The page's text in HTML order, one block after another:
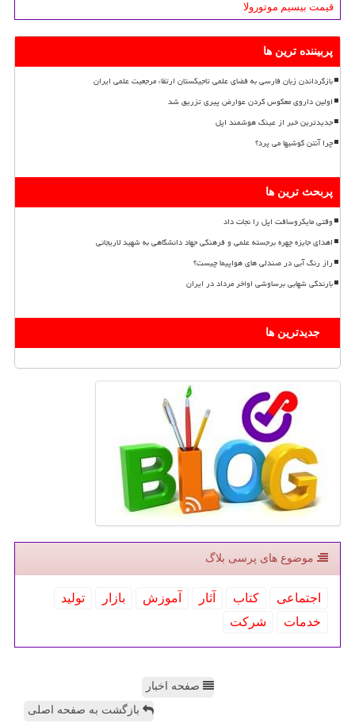
قیمت بیسیم موتورولا
پربیننده ترین ها
بازگرداندن زبان فارسی به فضای علمی تاجیکستان ارتقاء مرجعیت علمی ایران
اولین داروی معکوس کردن عوارض پیری تزریق شد
جدیدترین خبر از عینک هوشمند اپل
چرا آنتن گوشیها می پرد؟
پربحث ترین ها
وقتی مایکروسافت اپل را نجات داد
اهدای جایزه چهره برجسته علمی و فرهنگی جهاد دانشگاهی به شهید لاریجانی
راز رنگ آبی در صندلی های هواپیما چیست؟
بارندگی شهابی برساوشی اواخر مرداد در ایران
جدیدترین ها
موضوع های پرسی بلاگ
اجتماعی كتاب آثار آموزش بازار
تولید
خدمات
شركت
صفحه اخبار
بازگشت به صفحه اصلی